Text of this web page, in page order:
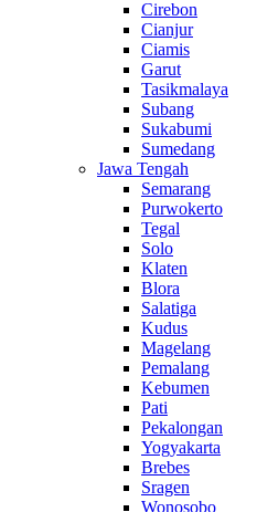
Cirebon
Cianjur
Ciamis
Garut
Tasikmalaya
Subang
Sukabumi
Sumedang
Jawa Tengah
Semarang
Purwokerto
Tegal
Solo
Klaten
Blora
Salatiga
Kudus
Magelang
Pemalang
Kebumen
Pati
Pekalongan
Yogyakarta
Brebes
Sragen
Wonosobo